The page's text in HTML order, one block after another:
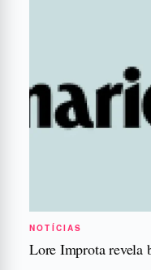
NOTÍCIAS
Lore Improta revela